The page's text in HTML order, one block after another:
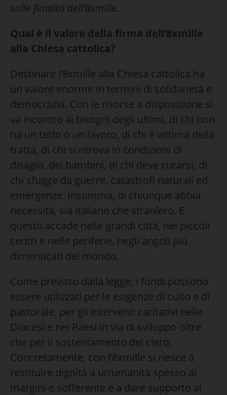
sulle finalità dell’8xmille.
Qual è il valore della firma dell’8xmille
alla Chiesa cattolica?
Destinare l’8xmille alla Chiesa cattolica ha
un valore enorme in termini di solidarietà e
democrazia. Con le risorse a disposizione si
va incontro ai bisogni degli ultimi, di chi non
ha un tetto o un lavoro, di chi è vittima della
tratta, di chi si ritrova in condizioni di
disagio, dei bambini, di chi deve curarsi, di
chi sfugge da guerre, catastrofi naturali ed
emergenze. Insomma, di chiunque abbia
necessità, sia italiano che straniero. E
questo accade nelle grandi città, nei piccoli
centri e nelle periferie, negli angoli più
dimenticati del mondo.
Come previsto dalla legge, i fondi possono
essere utilizzati per le esigenze di culto e di
pastorale, per gli interventi caritativi nelle
Diocesi e nei Paesi in via di sviluppo oltre
che per il sostentamento del clero.
Concretamente, con l’8xmille si riesce a
restituire dignità a un’umanità spesso ai
margini e sofferente e a dare supporto ai